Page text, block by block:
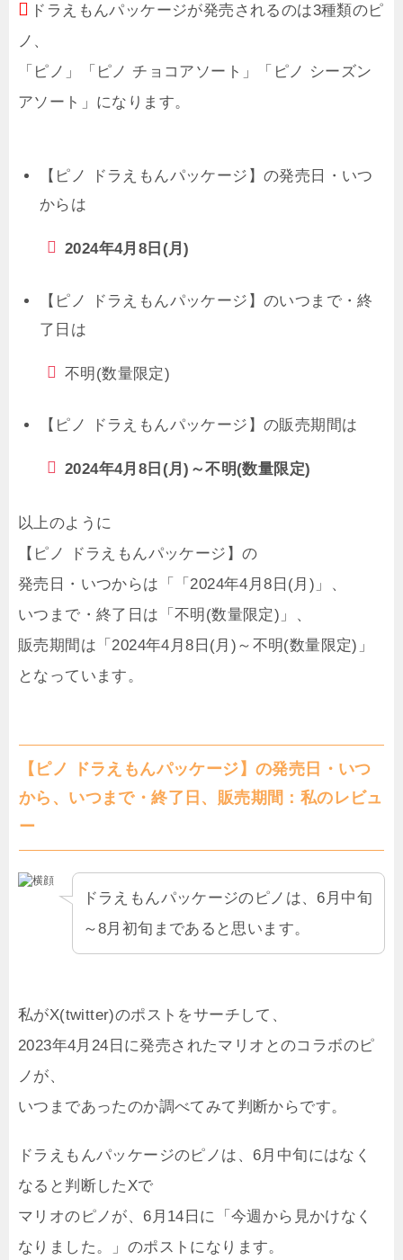
ドラえもんパッケージが発売されるのは3種類のピ
ノ、
「ピノ」「ピノ チョコアソート」「ピノ シーズン
アソート」になります。
【ピノ ドラえもんパッケージ】の発売日・いつ
からは
2024年4月8日(月)
【ピノ ドラえもんパッケージ】のいつまで・終
了日は
不明(数量限定)
【ピノ ドラえもんパッケージ】の販売期間は
2024年4月8日(月)～不明(数量限定)
以上のように
【ピノ ドラえもんパッケージ】の
発売日・いつからは「「2024年4月8日(月)」、
いつまで・終了日は「不明(数量限定)」、
販売期間は「2024年4月8日(月)～不明(数量限定)」
となっています。
【ピノ ドラえもんパッケージ】の発売日・いつ
から、いつまで・終了日、販売期間：私のレビュ
ー
ドラえもんパッケージのピノは、6月中旬
～8月初旬まであると思います。
私がX(twitter)のポストをサーチして、
2023年4月24日に発売されたマリオとのコラボのピ
ノが、
いつまであったのか調べてみて判断からです。
ドラえもんパッケージのピノは、6月中旬にはなく
なると判断したXで
マリオのピノが、6月14日に「今週から見かけなく
なりました。」のポストになります。